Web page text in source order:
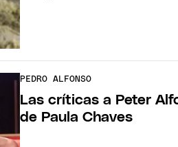
PEDRO ALFONSO
Las críticas a Peter
de Paula Chaves